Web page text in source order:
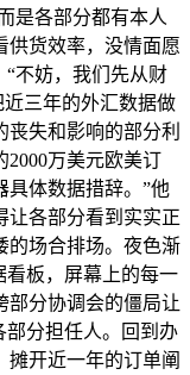
是各部分都有本人
供货效率，没情面愿
“不妨，我们先从财
近三年的外汇数据做
失和影响的部分利
万美元欧美订
具体数据措辞。”他
让各部分看到实实正
的场合排场。夜色渐
看板，屏幕上的每一
部分协调会的僵局让
部分担任人。回到办
摊开近一年的订单阐